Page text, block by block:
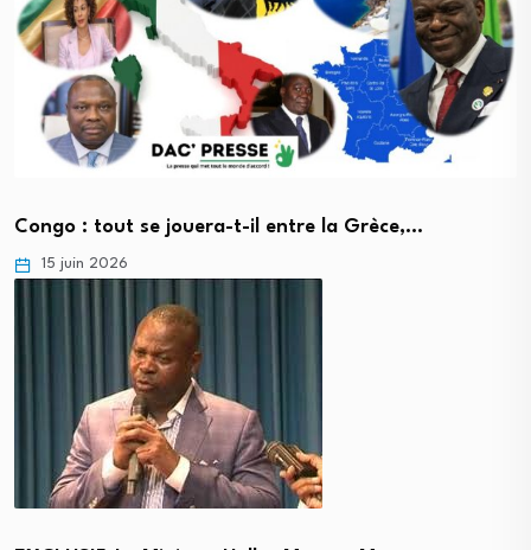
Congo : tout se jouera-t-il entre la Grèce,…
15 juin 2026